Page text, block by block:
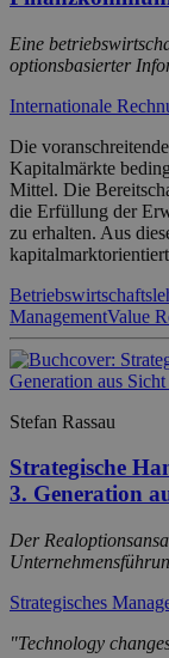
Eine
optionsbasierter
Internationale
Die
Kapitalmärkte
Mittel. Die
die Erfüllung der
zu erhalten. Aus
ManagementValue
Stefan Rassau
Strategische
3. Generation
Der
Strategisches
"Technology